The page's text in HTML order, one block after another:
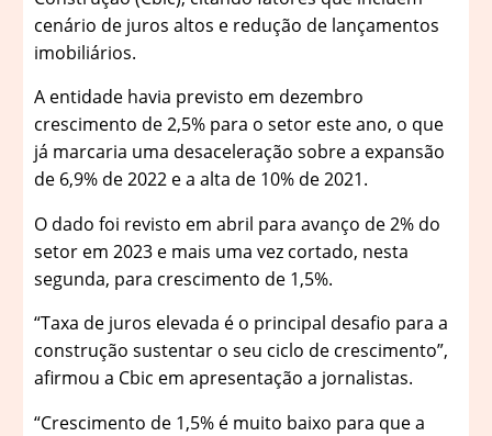
cenário de juros altos e redução de lançamentos
imobiliários.
A entidade havia previsto em dezembro
crescimento de 2,5% para o setor este ano, o que
já marcaria uma desaceleração sobre a expansão
de 6,9% de 2022 e a alta de 10% de 2021.
O dado foi revisto em abril para avanço de 2% do
setor em 2023 e mais uma vez cortado, nesta
segunda, para crescimento de 1,5%.
“Taxa de juros elevada é o principal desafio para a
construção sustentar o seu ciclo de crescimento”,
afirmou a Cbic em apresentação a jornalistas.
“Crescimento de 1,5% é muito baixo para que a